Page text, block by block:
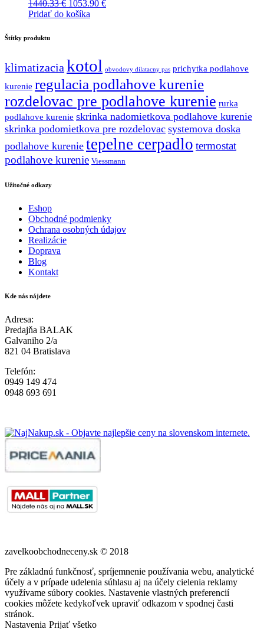
1440.33€ Pôvodná
cena
1053.90 €Aktuálna
Pridať do košíka
Štítky produktu
klimatizaciakotol obvodovy dilatacny pas prichytka podlahove
kurenie regulacia podlahove kurenie
rozdelovac pre podlahove kurenie rurka
podlahove kurenie skrinka nadomietkova podlahove kurenie
skrinka podomietkova pre rozdelovac systemova doska
podlahove kurenie tepelne cerpadlo termostat
podlahove kurenie Viessmann
Užitočné odkazy
Eshop
Obchodné podmienky
Ochrana osobných údajov
Realizácie
Doprava
Blog
Kontakt
Kde nás nájdete
Adresa:
Predajňa BALAK
Galvaniho 2/a
821 04 Bratislava
Telefón:
0949 149 474
0948 693 691
zavelkoobchodneceny.sk © 2018
Pre základnú funkčnosť, spríjemnenie používania webu, analytické
účely a v prípade udelenia súhlasu aj na účely cielenia reklamy
využívame súbory cookies. Nastavenie vlastných preferencií
cookies môžete kedykoľvek upraviť odkazom v spodnej časti
stránok.
Nastavenia Prijať všetko